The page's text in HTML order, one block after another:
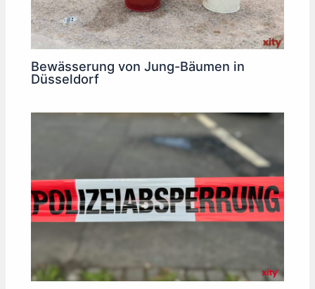
Bewässerung von Jung-Bäumen in
Düsseldorf